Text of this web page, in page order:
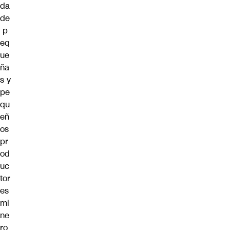
da
de
p
eq
ue
ña
s y
pe
qu
eñ
os
pr
od
uc
tor
es
mi
ne
ro